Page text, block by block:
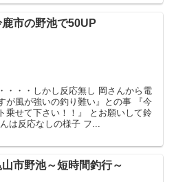
鹿市の野池で50UP
・・・しかし反応無し 岡さんから電
が風が強いの釣り難い』との事 『今
乗せて下さい！！』 とお願いして鈴
は反応なしの様子 フ...
山市野池～短時間釣行～